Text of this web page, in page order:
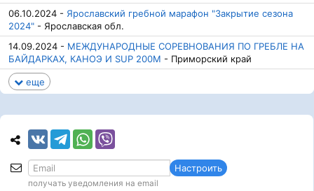
06.10.2024 - Ярославский гребной марафон "Закрытие сезона
2024" - Ярославская обл.
14.09.2024 - МЕЖДУНАРОДНЫЕ СОРЕВНОВАНИЯ ПО ГРЕБЛЕ НА
БАЙДАРКАХ, КАНОЭ И SUP 200М - Приморский край
еще
Настроить
получать уведомления на email